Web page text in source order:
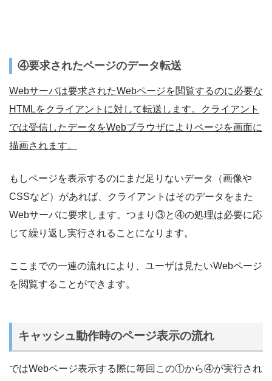
④要求されたページのデータ転送
Webサーバは要求されたWebページを閲覧するのに必要な
HTMLをクライアントに対して転送します。クライアント
では受信したデータをWebブラウザによりページを画面に
描画されます。
もしページを表示するのにまだ足りないデータ（画像や
CSSなど）があれば、クライアントはそのデータをまた
Webサーバに要求します。つまり③と④の処理は必要に応
じて繰り返し実行されることになります。
ここまでの一連の流れにより、ユーザは見たいWebページ
を閲覧することができます。
キャッシュ動作時のページ表示の流れ
ではWebページ表示する際に毎回この①から④が実行され